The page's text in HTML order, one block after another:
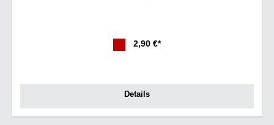
2,90 €*
Details